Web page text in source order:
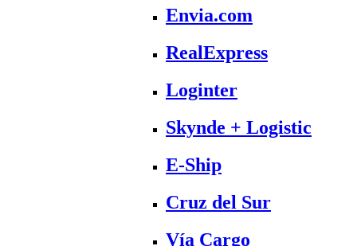
Envia.com
RealExpress
Loginter
Skynde + Logistic
E-Ship
Cruz del Sur
Vía Cargo